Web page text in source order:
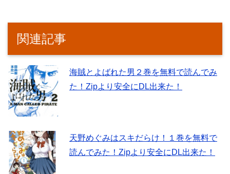
関連記事
海賊とよばれた男２巻を無料で読んでみ
た！Zipより安全にDL出来た！
天野めぐみはスキだらけ！１巻を無料で
読んでみた！Zipより安全にDL出来た！